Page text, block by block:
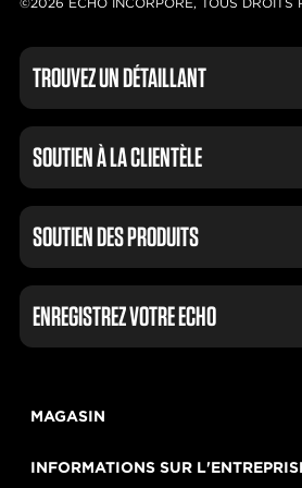
TROUVEZ UN DÉTAILLANT
SOUTIEN À LA CLIENTÈLE
SOUTIEN DES PRODUITS
ENREGISTREZ VOTRE ECHO
MAGASIN
INFORMATIONS SUR